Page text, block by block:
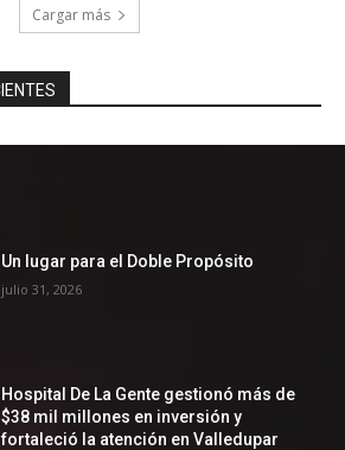
Un lugar para el Doble Propósito
julio 31, 2026
Hospital De La Gente gestionó más de
$38 mil millones en inversión y
fortaleció la atención en Valledupar